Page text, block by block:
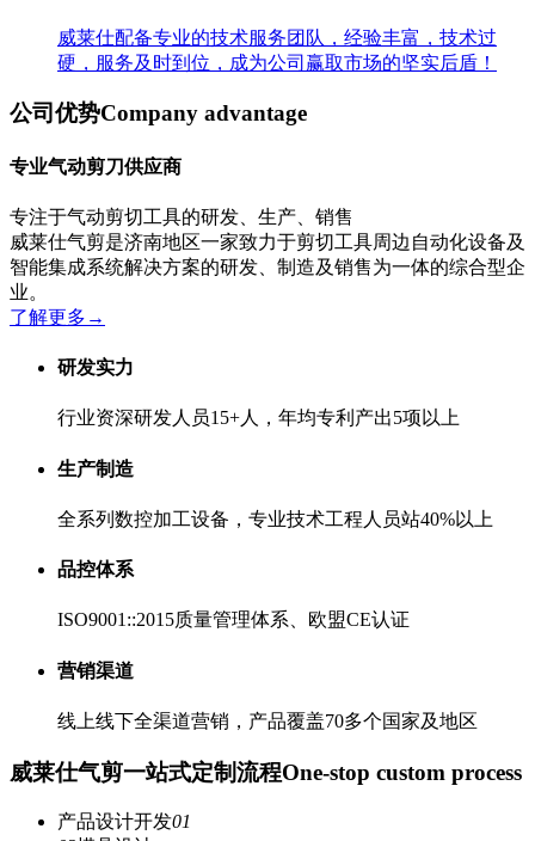
威莱仕配备专业的技术服务团队，经验丰富，技术过
硬，服务及时到位，成为公司赢取市场的坚实后盾！
公司优势Company advantage
专业气动剪刀供应商
专注于气动剪切工具的研发、生产、销售
威莱仕气剪是济南地区一家致力于剪切工具周边自动化设备及
智能集成系统解决方案的研发、制造及销售为一体的综合型企
业。
了解更多 →
研发实力
行业资深研发人员15+人，年均专利产出5项以上
生产制造
全系列数控加工设备，专业技术工程人员站40%以上
品控体系
ISO9001::2015质量管理体系、欧盟CE认证
营销渠道
线上线下全渠道营销，产品覆盖70多个国家及地区
威莱仕气剪一站式定制流程One-stop custom process
产品设计开发01